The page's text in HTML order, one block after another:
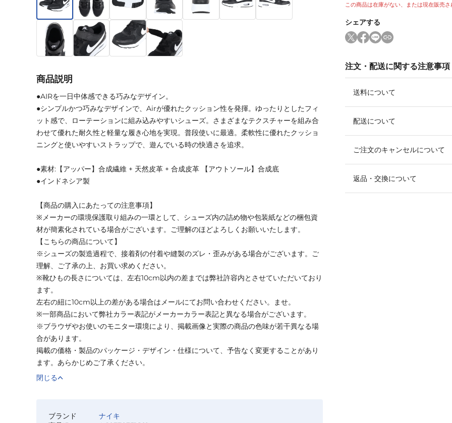
この商品は在庫がない、または現在販売さ
シェアする
注文・配送に関する注意事項
送料について
配送について
ご注文のキャンセルについて
返品・交換について
商品説明
●AIRを一日中体感できる巧みなデザイン。
●シンプルかつ巧みなデザインで、Airが優れたクッション性を発揮。ゆったりとしたフィ
ット感で、ローテーションに組み込みやすいシューズ。さまざまなテクスチャーを組み合
わせて優れた耐久性と軽量な履き心地を実現。普段使いに最適。柔軟性に優れたクッショ
ニングと使いやすいストラップで、遊んでいる時の快適さを追求。
●素材:【アッパー】合成繊維 + 天然皮革 + 合成皮革 【アウトソール】合成底
●インドネシア製
【商品の購入にあたっての注意事項】
※メーカーの環境保護取り組みの一環として、シューズ内の詰め物や包装紙などの梱包資
材が簡素化されている場合がございます。ご理解のほどよろしくお願いいたします。
【こちらの商品について】
※シューズの製造過程で、接着剤の付着や縫製のズレ・歪みがある場合がございます。ご
理解、ご了承の上、お買い求めください。
※靴ひもの長さについては、左右10cm以内の差までは弊社許容内とさせていただいており
ます。
左右の紐に10cm以上の差がある場合はメールにてお問い合わせください。ませ。
※一部商品において弊社カラー表記がメーカーカラー表記と異なる場合がございます。
※ブラウザやお使いのモニター環境により、掲載画像と実際の商品の色味が若干異なる場
合があります。
掲載の価格・製品のパッケージ・デザイン・仕様について、予告なく変更することがあり
ます。あらかじめご了承ください。
閉じる
ブランド
ナイキ